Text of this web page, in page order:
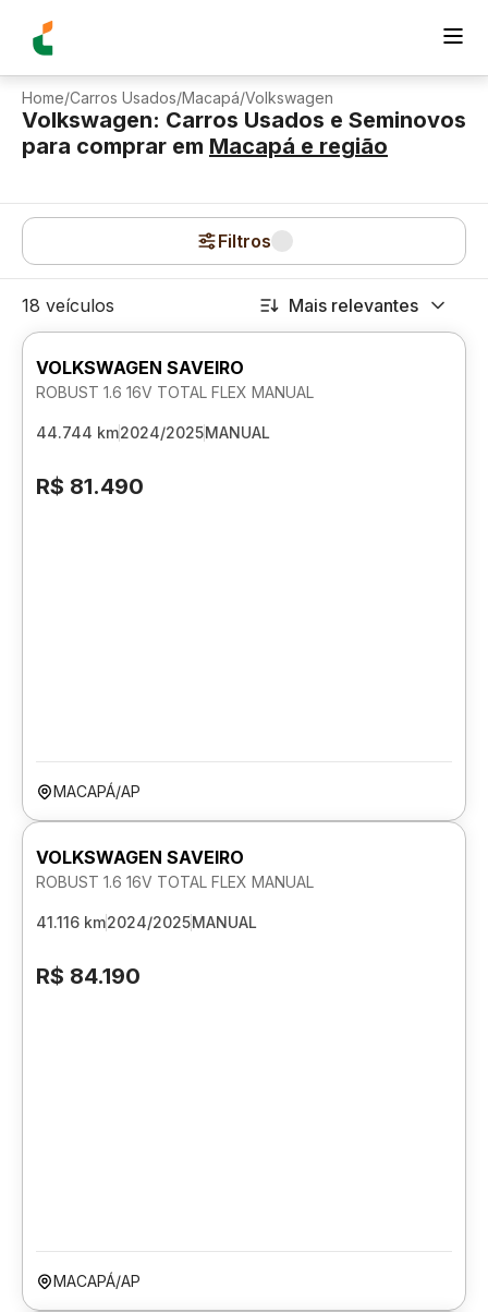
Home/Carros Usados/Macapá/Volkswagen
Volkswagen: Carros Usados e Seminovos
para comprar em Macapá e região
Filtros
18 veículos Mais relevantes
VOLKSWAGEN SAVEIRO
ROBUST 1.6 16V TOTAL FLEX MANUAL
44.744 km2024/2025MANUAL
R$ 81.490
MACAPÁ/AP
VOLKSWAGEN SAVEIRO
ROBUST 1.6 16V TOTAL FLEX MANUAL
41.116 km2024/2025MANUAL
R$ 84.190
MACAPÁ/AP